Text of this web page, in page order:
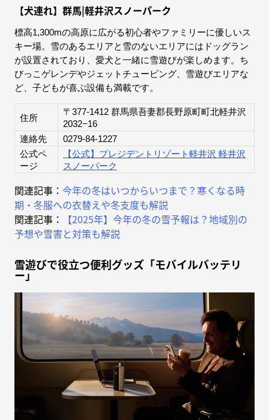
【犬連れ】群馬|軽井沢スノーパーク
標高1,300mの高原に広がる初心者やファミリーに優しいス
キー場。雪のあるエリアと雪のないエリアにはドッグラン
が設置されており、愛犬と一緒に雪遊びが楽しめます。ち
びっこゲレンデやジェットチュービング、雪遊びエリアな
ど、子どもが喜ぶ設備も満載です。
住所
〒377-1412 群馬県吾妻郡長野原町町北軽井沢
2032−16
連絡先
0279-84-1227
公式ペ
ージ
【公式】プレジデントリゾート軽井沢 軽井沢
スノーパーク
関連記事： 今年の冬はいつからいつまで？寒くなる時
期・冬服への衣替えや冬支度も解説
関連記事：
【2025年】今年の冬の雪予報は？地域別の
予想や雪害と対策も解説
雪遊びで役立つ便利グッズ「モバイルバッテリ
ー」